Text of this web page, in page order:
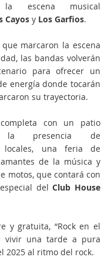
escena musical
Cayos y Los Garfios.
marcaron la escena
las bandas volverán
para ofrecer un
energía donde tocarán
su trayectoria.
con un patio
la presencia de
locales, una feria de
de la música y
motos, que contará con
del Club House
y gratuita, “Rock en el
vivir una tarde a pura
2025 al ritmo del rock.